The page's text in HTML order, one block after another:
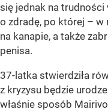
się jednak na trudności
o zdradę, po której – w
na kanapie, a także
penisa.
37-latka stwierdziła
z kryzysu będzie
właśnie sposób